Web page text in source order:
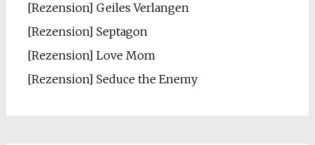
[Rezension] Geiles Verlangen
[Rezension] Septagon
[Rezension] Love Mom
[Rezension] Seduce the Enemy